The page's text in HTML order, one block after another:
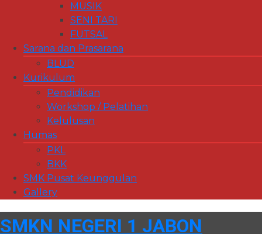
MUSIK
SENI TARI
FUTSAL
Sarana dan Prasarana
BLUD
Kurikulum
Pendidikan
Workshop / Pelatihan
Kelulusan
Humas
PKL
BKK
SMK Pusat Keunggulan
Gallery
SMKN NEGERI 1 JABON